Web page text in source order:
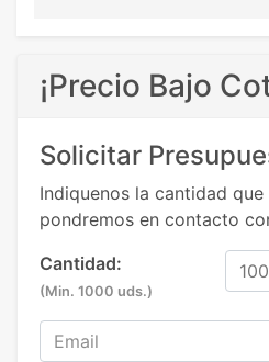
¡Precio Bajo
Solicitar
Indiquenos la cantidad
pondremos en contacto
Cantidad:
(Min. 1000 uds.)